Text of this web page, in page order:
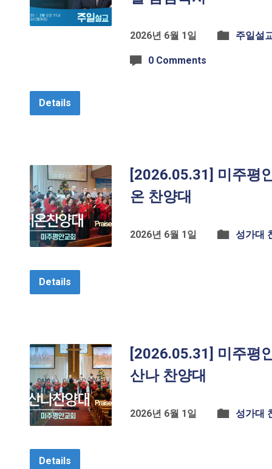
2026년 6월 1일 주일설
0 Comments
Details
[2026.05.31] 미주평
온 찬양대
2026년 6월 1일 성가대
Details
[2026.05.31] 미주평
산나 찬양대
2026년 6월 1일 성가대
Details